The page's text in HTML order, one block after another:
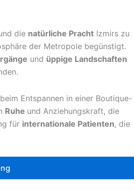
die natürliche Pracht Izmirs zu
der Metropole begünstigt.
und üppige Landschaften
Entspannen in einer Boutique-
Ruhe und Anziehungskraft, die
für internationale Patienten, die